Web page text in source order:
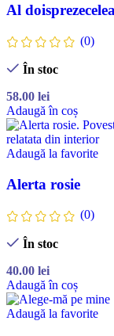
Al
(0)
În stoc
58.00 lei
Adaugă în coș
Adaugă la favorite
Alerta rosie
(0)
În stoc
40.00 lei
Adaugă în coș
Adaugă la favorite